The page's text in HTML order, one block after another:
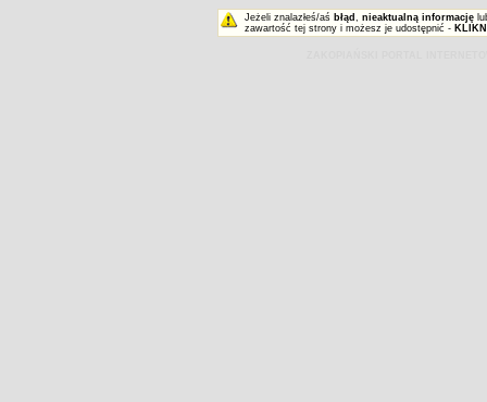
Jeżeli znalazłeś/aś błąd , nieaktualną informację
zawartość tej strony i możesz je udostępnić -